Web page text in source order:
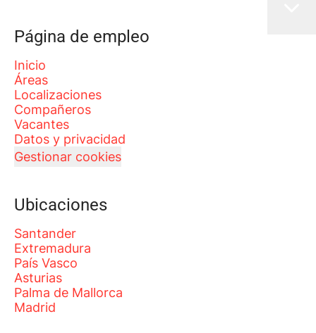
Página de empleo
Inicio
Áreas
Localizaciones
Compañeros
Vacantes
Datos y privacidad
Gestionar cookies
Ubicaciones
Santander
Extremadura
País Vasco
Asturias
Palma de Mallorca
Madrid